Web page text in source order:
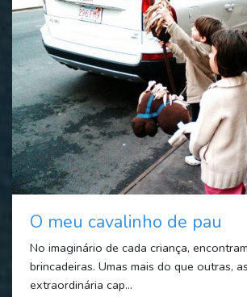
O meu cavalinho de pau
No imaginário de cada criança,
brincadeiras. Umas mais do que outras,
extraordinária cap...